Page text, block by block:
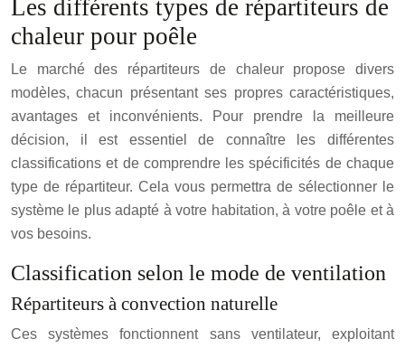
Les différents types de répartiteurs de
chaleur pour poêle
Le marché des répartiteurs de chaleur propose divers
modèles, chacun présentant ses propres caractéristiques,
avantages et inconvénients. Pour prendre la meilleure
décision, il est essentiel de connaître les différentes
classifications et de comprendre les spécificités de chaque
type de répartiteur. Cela vous permettra de sélectionner le
système le plus adapté à votre habitation, à votre poêle et à
vos besoins.
Classification selon le mode de ventilation
Répartiteurs à convection naturelle
Ces systèmes fonctionnent sans ventilateur, exploitant